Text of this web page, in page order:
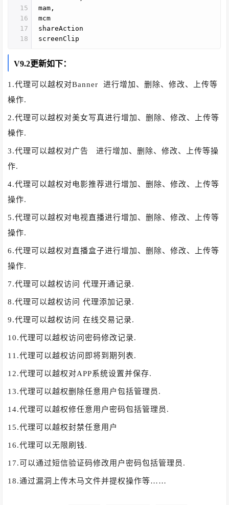
15
16
17
18
mam,
mcm
shareAction
screenClip
V9.2更新如下：
1.代理可以越权对Banner 进行增加、删除、修改、上传等
橾作.
2.代理可以越权对美女写真进行增加、删除、修改、上传等
橾作.
3.代理可以越权对广告 进行增加、删除、修改、上传等操
作.
4.代理可以越权对电影推荐进行增加、删除、修改、上传等
操作.
5.代理可以越权对电视直播进行增加、删除、修改、上传等
操作.
6.代理可以越权对直播盒子进行增加、删除、修改、上传等
操作.
7.代理可以越权访问 代理开通记录.
8.代理可以越权访问 代理添加记录.
9.代理可以越权访问 在线交易记录.
10.代理可以越权访问密码修改记录.
11.代理可以越权访问即将到期列表.
12.代理可以越权对APP系统设置并保存.
13.代理可以越权删除任意用户包括管理员.
14.代理可以越权修任意用户密码包括管理员.
15.代理可以越权封禁任意用户
16.代理可以无限刷钱.
17.可以通过短信验证码修改用户密码包括管理员.
18.通过漏洞上传木马文件并提权操作等……